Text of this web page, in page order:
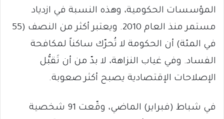
المؤسسات الحكومية، وهذه النسبة في ازدياد
مستمر منذ العام 2010. ويعتبر أكثر من النصف (55
في المئة) أن الحكومة لا تُحرّك ساكناً لمكافحة
الفساد. وفي غياب النزاهة، لا بدّ من أن تَقبُّل
الإصلاحات الإقتصادية يصبح أكثر صعوبة.
في شباط (فبراير) الماضي، وقّعت 91 شخصية